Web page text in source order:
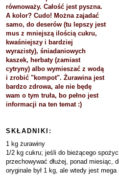
równoważy. Całość jest pyszna.
A kolor? Cudo! Można zajadać
samo, do deserów (tu lepszy jest
mus z mniejszą ilością cukru,
kwaśniejszy i bardziej
wyrazisty), śniadaniowych
kaszek, herbaty (zamiast
cytryny) albo wymieszać z wodą
i zrobić "kompot". Żurawina jest
bardzo zdrowa, ale nie będę
wam o tym truła, bo pełno jest
informacji na ten temat :)
SKŁADNIKI:
1 kg żurawiny
1/2 kg cukru; jeśli do bieżącego
przechowywać dłużej, ponad miesiąc,
oryginale był 1 kg, ale wtedy jest mega